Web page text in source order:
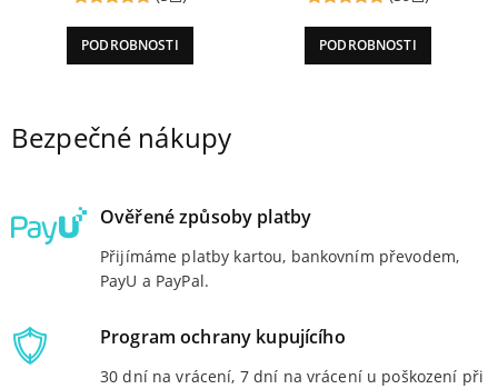
out of
PODROBNOSTI
out of
PODROBNOSTI
Bezpečné nákupy
Ověřené způsoby platby
Přijímáme platby kartou, bankovním převodem,
PayU a PayPal.
Program ochrany kupujícího
30 dní na vrácení, 7 dní na vrácení u poškození při